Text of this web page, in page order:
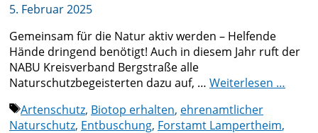
5. Februar 2025
Gemeinsam für die Natur aktiv werden – Helfende
Hände dringend benötigt! Auch in diesem Jahr ruft der
NABU Kreisverband Bergstraße alle
Naturschutzbegeisterten dazu auf, … Weiterlesen …
Schlagwörter
Artenschutz, Biotop erhalten, ehrenamtlicher
Naturschutz, Entbuschung, Forstamt Lampertheim,